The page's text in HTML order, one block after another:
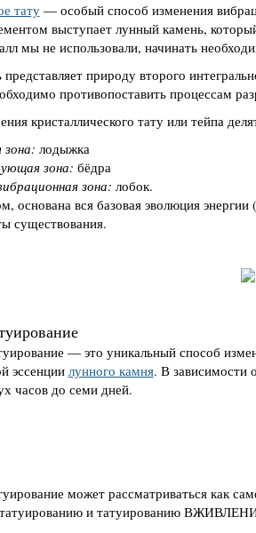
тату— особый способ изменения
выступает лунный камень,
мы не использовали, начинать
природу второго
противопоставить процессам
кристаллического тату или тейпа
зона: лодыжка
зона: бёдра
зона: лобок.
основана вся базовая эволюция
существования.
— это уникальный способ
эссенции лунного камня. В зависимости
часов до семи дней.
может рассматриваться как
татуированию и татуированию